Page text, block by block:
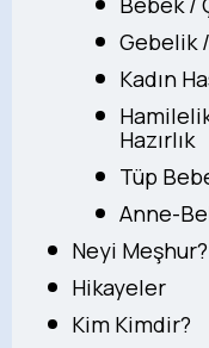
Gebelik
Kadın
Hazırlık
Tüp
Anne-
Neyi Meşhur?
Hikayeler
Kim Kimdir?